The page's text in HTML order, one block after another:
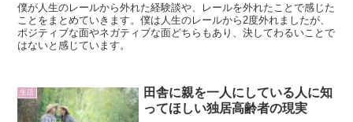
僕が人生のレールから外れた経験談や、レールを外れたことで感じた
ことをまとめていきます。僕は人生のレールから2度外れましたが、
ポジティブな面やネガティブな面どちらもあり、決してわるいことで
はないと感じています。
生活
田舎に親を一人にしている人に知
ってほしい独居高齢者の現実